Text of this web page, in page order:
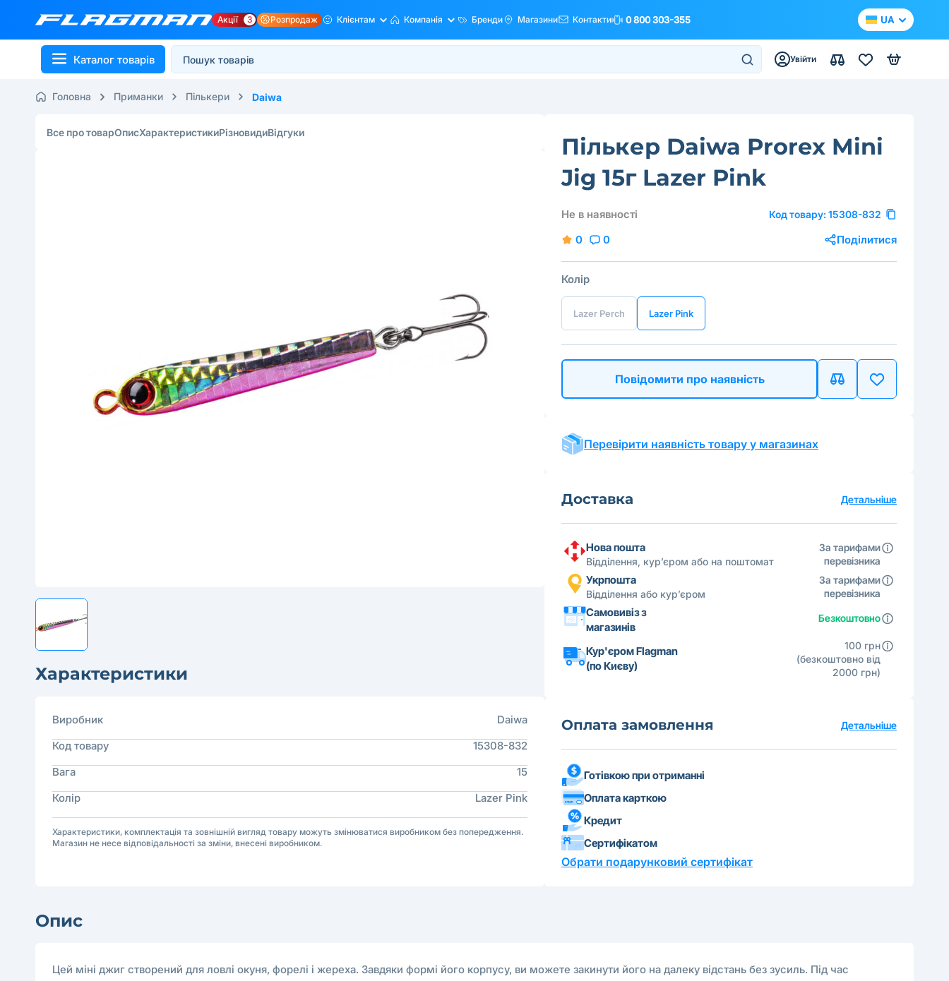
Акції 3 Розпродаж Клієнтам Компанія Бренди Магазини Контакти 0 800 303-355 UA
Каталог товарів Увійти
Головна Приманки Пількери Daiwa
Все про товарОписХарактеристикиРізновидиВідгуки
Характеристики
Виробник
Daiwa
Код товару
15308-832
Вага
15
Колір
Lazer Pink
Характеристики, комплектація та зовнішній вигляд товару можуть змінюватися виробником без попередження.
Магазин не несе відповідальності за зміни, внесені виробником.
Пількер Daiwa Prorex Mini
Jig 15г Lazer Pink
Не в наявності Код товару: 15308-832
0 0 Поділитися
Колір
Lazer Perch Lazer Pink
Повідомити про наявність
Перевірити наявність товару у магазинах
Доставка Детальніше
Нова пошта
Відділення, кур’єром або на поштомат
За тарифами
перевізника
Укрпошта
Відділення або кур’єром
За тарифами
перевізника
Самовивіз з
магазинів
Безкоштовно
Кур'єром Flagman
(по Києву)
100 грн
(безкоштовно від
2000 грн)
Оплата замовлення Детальніше
Готівкою при отриманні
Оплата карткою
Кредит
Сертифікатом
Обрати подарунковий сертифікат
Опис
Цей міні джиг створений для ловлі окуня, форелі і жереха. Завдяки формі його корпусу, ви можете закинути його на далеку відстань без зусиль. Під час